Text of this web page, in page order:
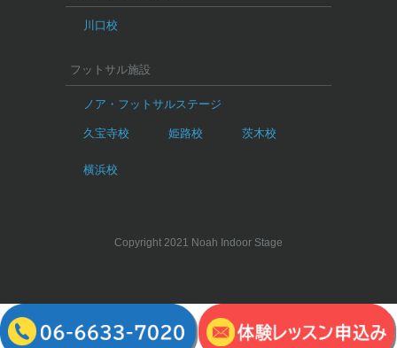
川口校
フットサル施設
ノア・フットサルステージ
久宝寺校 姫路校 茨木校
横浜校
Copyright 2021 Noah Indoor Stage